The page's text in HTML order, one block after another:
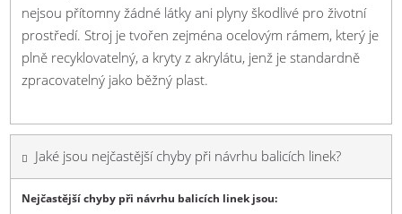
nejsou přítomny žádné látky ani plyny škodlivé pro životní
prostředí. Stroj je tvořen zejména ocelovým rámem, který je
plně recyklovatelný, a kryty z akrylátu, jenž je standardně
zpracovatelný jako běžný plast.
Jaké jsou nejčastější chyby při návrhu balicích linek?
Nejčastější chyby při návrhu balicích linek jsou: